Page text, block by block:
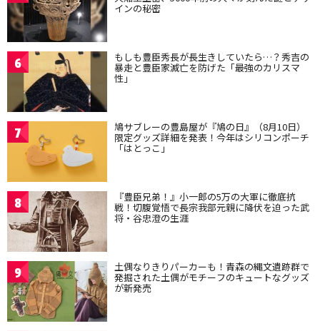
インの秘密
6 もしも豊臣秀長が長生きしていたら…？秀吉の
暴走と豊臣家滅亡を防げた「最強のカリスマ
性」
7 鳩サブレーの豊島屋が『鳩の日』（8月10日）
限定グッズ詳細を発表！今年はシリコンポーチ
「はとっこ」
8 『豊臣兄弟！』小一郎の5万の大軍に徹底抗
戦！切腹覚悟で長宗我部元親に降伏を迫った武
将・谷忠澄の生涯
9 土偶なりきりパーカーも！青森の縄文遺跡群で
発掘された土偶がモチーフのキュートなグッズ
が新発売